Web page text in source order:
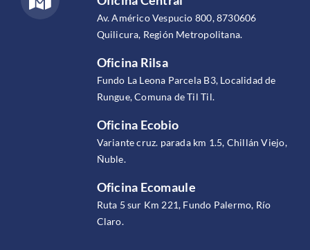
Av. Américo Vespucio 800, 8730606
Quilicura, Región Metropolitana.
Oficina Rilsa
Fundo La Leona Parcela B3, Localidad de
Rungue, Comuna de Til Til.
Oficina Ecobio
Variante cruz. parada km 1.5, Chillán Viejo,
Ñuble.
Oficina Ecomaule
Ruta 5 sur Km 221, Fundo Palermo, Río
Claro.